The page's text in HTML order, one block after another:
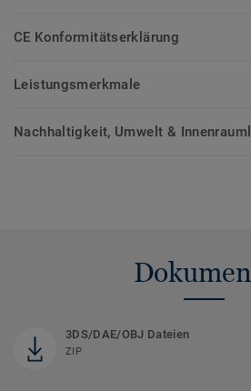
CE Konformitätserklärung
Leistungsmerkmale
Nachhaltigkeit, Umwelt &
3DS/DAE/OBJ Dateien
ZIP